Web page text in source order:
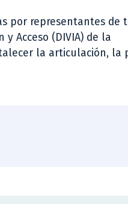
por representantes de
Acceso (DIVIA) de la
la articulación, la